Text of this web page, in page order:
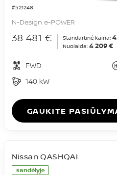
#521248
N-Design e-POWER
38 481 € Standartinė kaina:
Nuolaida: 4 209 €
FWD
140 kW
GAUKITE
sandėlyje
Nissan QASHQAI